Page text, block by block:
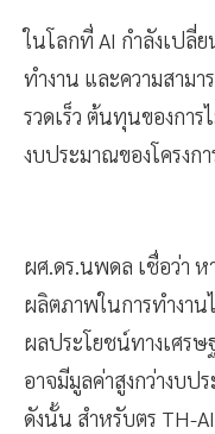
ในโลกที่ AI กำลังเปลี่
ทำงาน และความสามา
รวดเร็ว ต้นทุนของการ
งบประมาณของโครงก
ผศ.ดร.นพดล เชื่อว่า
ผลิตภาพในการทำงา
ผลประโยชน์ทางเศรษ
อาจมีมูลค่าสูงกว่างบป
ดังนั้น สำหรับตร TH-